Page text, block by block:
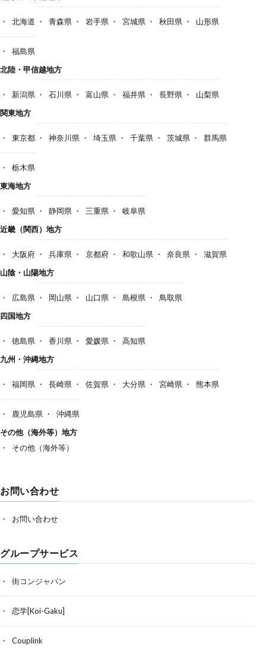
北海道 青森県 岩手県 宮城県 秋田県 山形県
福島県
北陸・甲信越地方
新潟県 石川県 富山県 福井県 長野県
山梨県
関東地方
東京都 神奈川県 埼玉県 千葉県 茨城県 群馬県
栃木県
東海地方
愛知県 静岡県 三重県
岐阜県
近畿（関西）地方
大阪府 兵庫県 京都府 和歌山県 奈良県
滋賀県
山陰・山陽地方
広島県 岡山県 山口県 島根県
鳥取県
四国地方
徳島県 香川県 愛媛県
高知県
九州・沖縄地方
福岡県 長崎県 佐賀県 大分県 宮崎県 熊本県
鹿児島県
沖縄県
その他（海外等）地方
その他（海外等）
お問い合わせ
お問い合わせ
グループサービス
街コンジャパン
恋学[Koi-Gaku]
Couplink